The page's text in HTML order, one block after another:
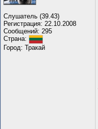
Слушатель (39.43)
Регистрация: 22.10.2008
Сообщений: 295
Страна:
Город: Тракай